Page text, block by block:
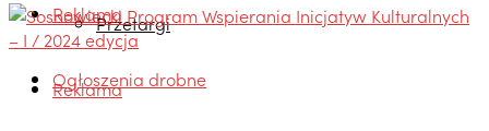
Reklama
Ogłoszenia drobne
Przetargi
Reklama